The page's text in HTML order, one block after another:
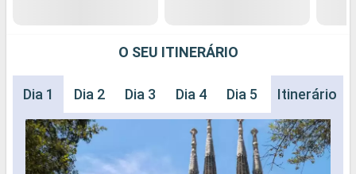
O SEU ITINERÁRIO
Dia 1 Dia 2 Dia 3 Dia 4 Dia 5 Dia 6 Dia
Itinerário